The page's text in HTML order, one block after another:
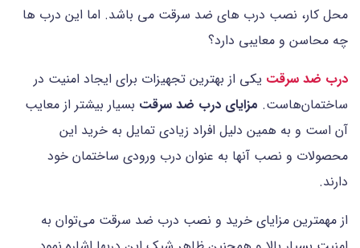
محل کار، نصب درب های ضد سرقت می باشد. اما این درب ها
چه محاسن و معایبی دارد؟
درب ضد سرقت یکی از بهترین تجهیزات برای ایجاد امنیت در
ساختمان‌هاست. مزایای درب ضد سرقت بسیار بیشتر از معایب
آن است و به همین دلیل افراد زیادی تمایل به خرید این
محصولات و نصب آنها به عنوان درب ورودی ساختمان خود
دارند.
از مهمترین مزایای خرید و نصب درب ضد سرقت می‌توان به